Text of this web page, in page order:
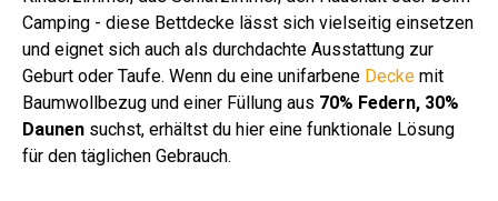
Camping - diese Bettdecke lässt sich vielseitig einsetzen
und eignet sich auch als durchdachte Ausstattung zur
Geburt oder Taufe. Wenn du eine unifarbene Decke mit
Baumwollbezug und einer Füllung aus 70% Federn, 30%
Daunen suchst, erhältst du hier eine funktionale Lösung
für den täglichen Gebrauch.